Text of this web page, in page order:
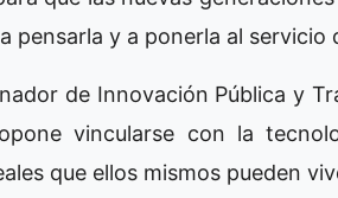
pensarla y a ponerla al servicio
de Innovación Pública y
vincularse con la
que ellos mismos pueden